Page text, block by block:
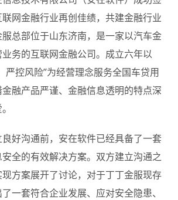
联网金融行业再创佳绩，共建金融行业
总部位于山东济南，是一家以汽车金
务的互联网金融公司。成立六年以
严控风险”为经营理念服务全国车贷用
融产品严谨、金融信息透明的特点深
好沟通前，安在软件已经具备了一套
全的有效解决方案。双方建立沟通之
方案展开了讨论，对于丁丁金服现存
一套符合企业发展、应对安全隐患、